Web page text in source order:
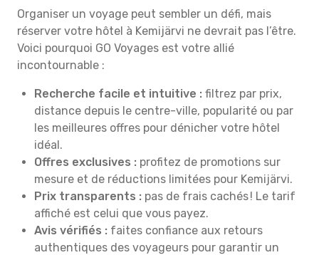
Organiser un voyage peut sembler un défi, mais
réserver votre hôtel à Kemijärvi ne devrait pas l’être.
Voici pourquoi GO Voyages est votre allié
incontournable :
Recherche facile et intuitive : filtrez par prix,
distance depuis le centre-ville, popularité ou par
les meilleures offres pour dénicher votre hôtel
idéal.
Offres exclusives : profitez de promotions sur
mesure et de réductions limitées pour Kemijärvi.
Prix transparents : pas de frais cachés ! Le tarif
affiché est celui que vous payez.
Avis vérifiés : faites confiance aux retours
authentiques des voyageurs pour garantir un